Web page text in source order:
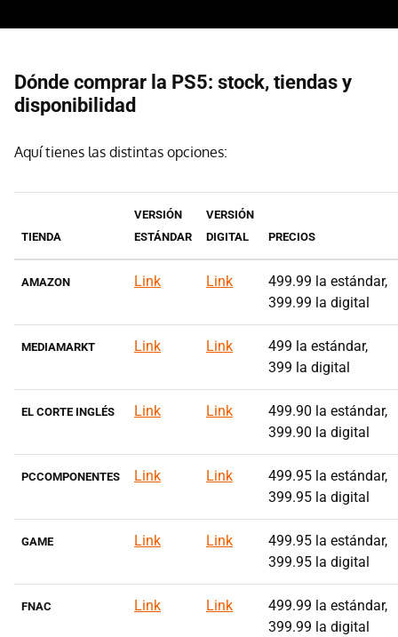
Dónde comprar la PS5: stock, tiendas y
disponibilidad
Aquí tienes las distintas opciones:
TIENDA
VERSIÓN
ESTÁNDAR
VERSIÓN
DIGITAL
PRECIOS
AMAZON Link Link
499.99 la estándar,
399.99 la digital
MEDIAMARKT Link Link
499 la estándar,
399 la digital
EL CORTE INGLÉS Link Link
499.90 la estándar,
399.90 la digital
PCCOMPONENTES Link Link
499.95 la estándar,
399.95 la digital
GAME Link Link
499.95 la estándar,
399.95 la digital
FNAC Link Link
499.99 la estándar,
399.99 la digital